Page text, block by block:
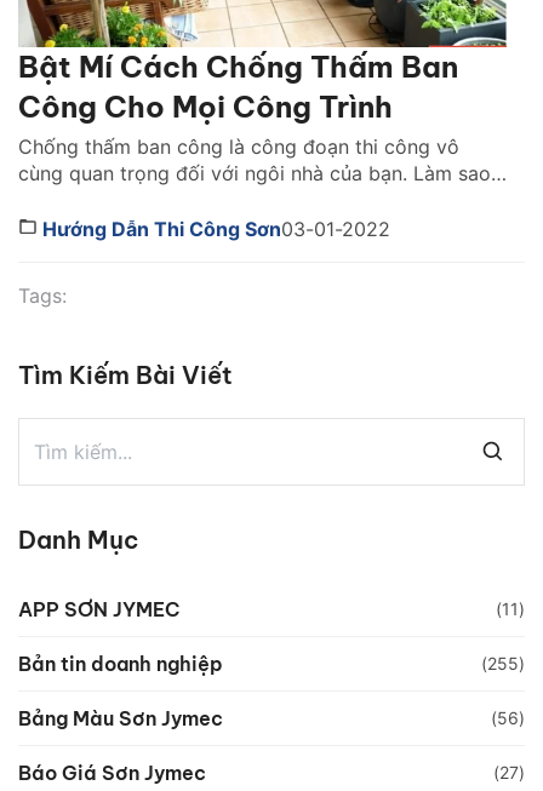
Bật Mí Cách Chống Thấm Ban
Công Cho Mọi Công Trình
Chống thấm ban công là công đoạn thi công vô
cùng quan trọng đối với ngôi nhà của bạn. Làm sao
bền bỉ nhất. Cùng JYMEC bật mí cách chống thấm
Hướng Dẫn Thi Công Sơn03-01-2022
Tags:
Tìm Kiếm Bài Viết
Danh Mục
APP SƠN JYMEC (11)
Bản tin doanh nghiệp (255)
Bảng Màu Sơn Jymec (56)
Báo Giá Sơn Jymec (27)